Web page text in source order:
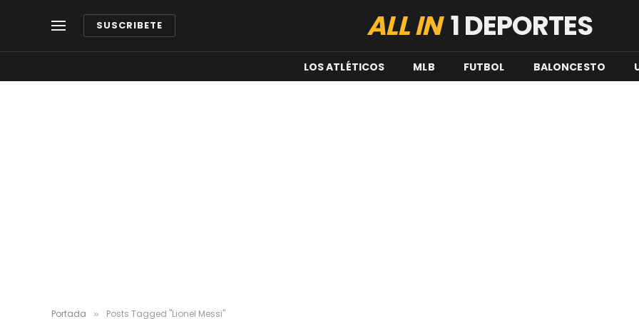
SUSCRIBETE ALL IN1 DEPORTES
LOS ATLÉTICOS MLB FUTBOL BALONCESTO
Portada » Posts Tagged "Lionel Messi"